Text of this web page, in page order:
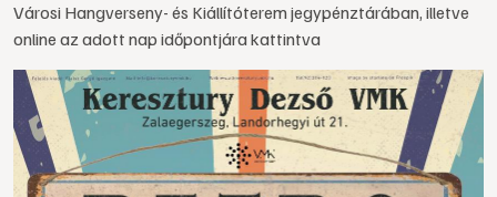
Városi Hangverseny- és Kiállítóterem jegypénztárában, illetve
online az adott nap időpontjára kattintva